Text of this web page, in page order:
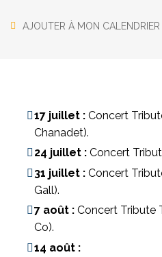
AJOUTER À MON CALENDRIER
17 juillet : Concert
Chanadet).
24 juillet : Concert
31 juillet : Concert
Gall).
7 août : Concert Tribute
Co).
14 août :